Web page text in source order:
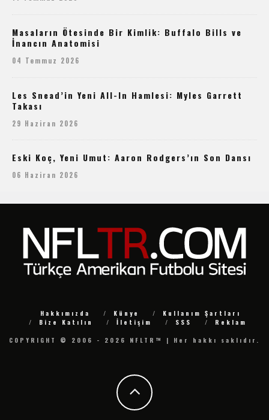
Masaların Ötesinde Bir Kimlik: Buffalo Bills ve
İnancın Anatomisi
04 Temmuz 2026
Les Snead’in Yeni All-In Hamlesi: Myles Garrett
Takası
29 Haziran 2026
Eski Koç, Yeni Umut: Aaron Rodgers’ın Son Dansı
06 Haziran 2026
Hakkımızda Künye
Kullanım Şartları
Bize Katılın
İletişim SSS
Reklam
COPYRIGHT © 2006 - 2026 NFLTR™ | Her hakkı saklıdır.